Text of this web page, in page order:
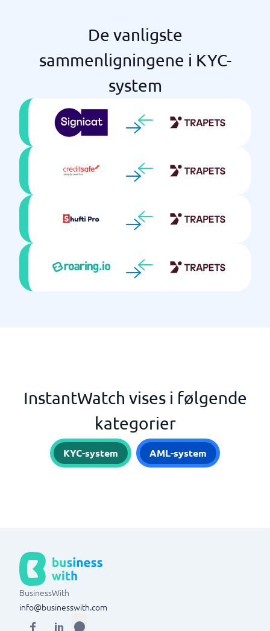
De vanligste
sammenligningene i KYC-
system
InstantWatch vises i følgende
kategorier
KYC-system AML-system
BusinessWith
info@businesswith.com